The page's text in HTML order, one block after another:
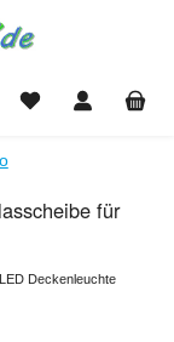
Du hast 0 Produkte
für